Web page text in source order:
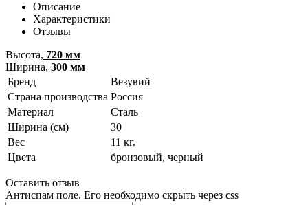
Описание
Характеристики
Отзывы
Высота, 720 мм
Ширина, 300 мм
Бренд
Везувий
Страна производства Россия
Материал
Сталь
Ширина (см)
30
Вес
11 кг.
Цвета
бронзовый, черный
Оставить отзыв
Антиспам поле. Его необходимо скрыть через css